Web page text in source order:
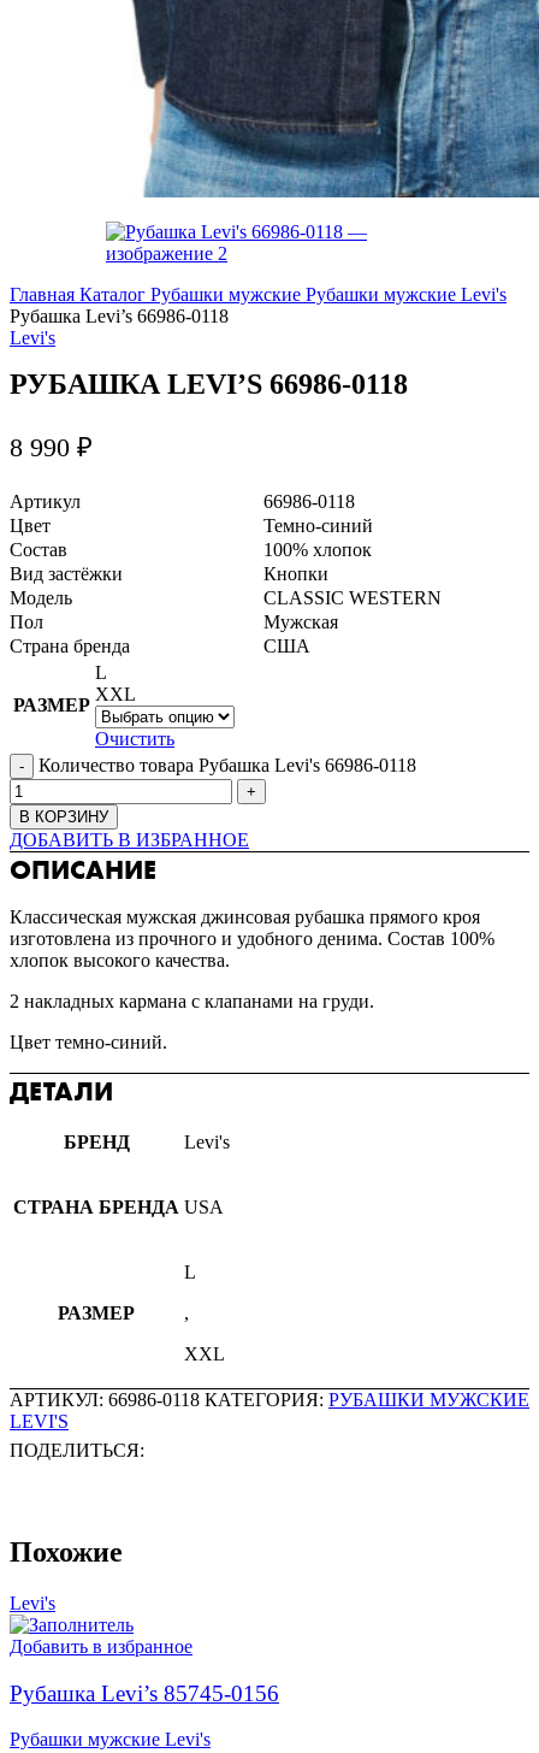
Главная Каталог Рубашки мужские Рубашки мужские Levi's
Рубашка Levi’s 66986-0118
Levi's
РУБАШКА LEVI’S 66986-0118
8 990 ₽
Артикул
66986-0118
Цвет
Темно-синий
Состав
100% хлопок
Вид застёжки
Кнопки
Модель
CLASSIC WESTERN
Пол
Мужская
Страна бренда
США
РАЗМЕР
L
XXL
Очистить
Количество товара Рубашка Levi's 66986-0118
В КОРЗИНУ
ДОБАВИТЬ В ИЗБРАННОЕ
ОПИСАНИЕ
Классическая мужская джинсовая рубашка прямого кроя
изготовлена из прочного и удобного денима. Состав 100%
хлопок высокого качества.
2 накладных кармана с клапанами на груди.
Цвет темно-синий.
ДЕТАЛИ
БРЕНД Levi's
СТРАНА БРЕНДА USA
РАЗМЕР
L
,
XXL
АРТИКУЛ: 66986-0118 КАТЕГОРИЯ: РУБАШКИ МУЖСКИЕ
LEVI'S
ПОДЕЛИТЬСЯ:
Похожие
Levi's
Добавить в избранное
Рубашка Levi’s 85745-0156
Рубашки мужские Levi's